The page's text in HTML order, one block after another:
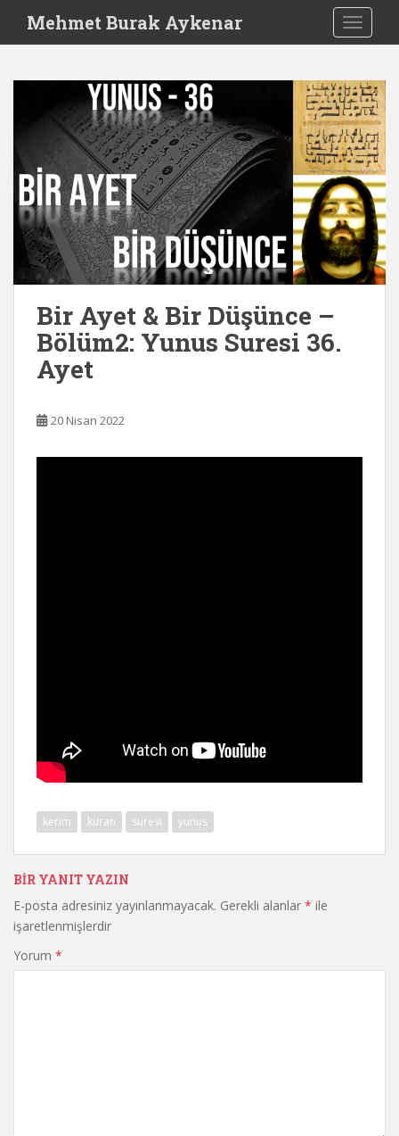
i
Mehmet Burak Aykenar
Bir Ayet & Bir Düşünce –
Bölüm2: Yunus Suresi 36.
Ayet
20 Nisan 2022
kerim kuran suresi yunus
BIR YANIT YAZIN
E-posta adresiniz yayınlanmayacak. Gerekli alanlar * ile
işaretlenmişlerdir
Yorum *